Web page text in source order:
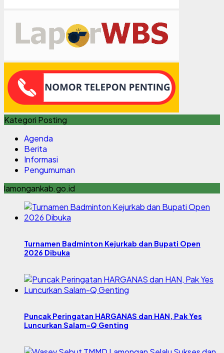
Kategori Posting
Agenda
Berita
Informasi
Pengumuman
lamongankab.go.id
Turnamen Badminton Kejurkab dan Bupati Open
2026 Dibuka
Puncak Peringatan HARGANAS dan HAN, Pak Yes
Luncurkan Salam-Q Genting